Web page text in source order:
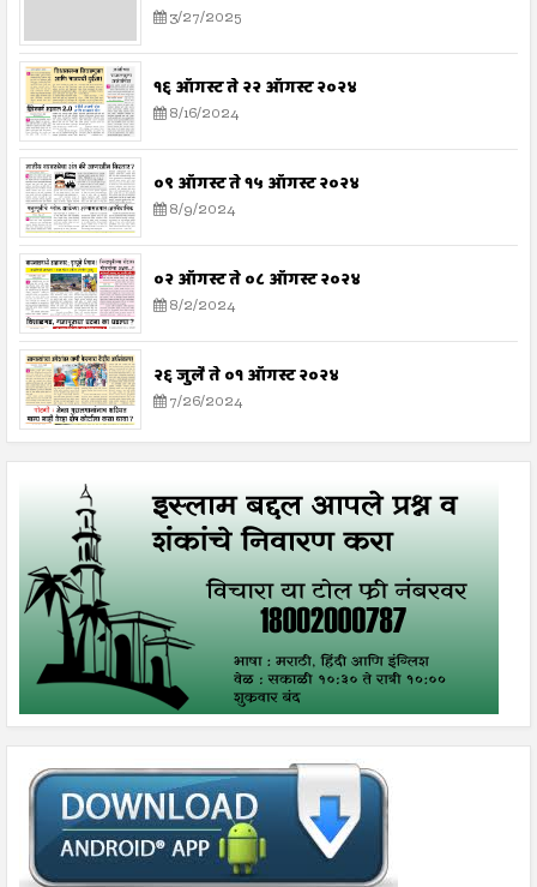
3/27/2025
१६ ऑगस्ट ते २२ ऑगस्ट २०२४
8/16/2024
०९ ऑगस्ट ते १५ ऑगस्ट २०२४
8/9/2024
०२ ऑगस्ट ते ०८ ऑगस्ट २०२४
8/2/2024
२६ जुलै ते ०१ ऑगस्ट २०२४
7/26/2024